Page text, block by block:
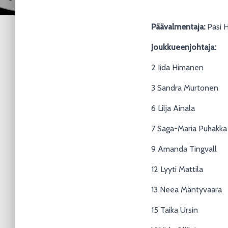
Päävalmentaja:Pasi
Joukkueenjohtaja:
2 Iida Himanen
3 Sandra Murtonen
6 Lilja Ainala
7 Saga-Maria Puhakka
9 Amanda Tingvall
12 Lyyti Mattila
13 Neea Mäntyvaara
15 Taika Ursin